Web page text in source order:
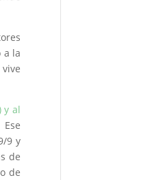
a la
y al
Ese
9 y
de
de